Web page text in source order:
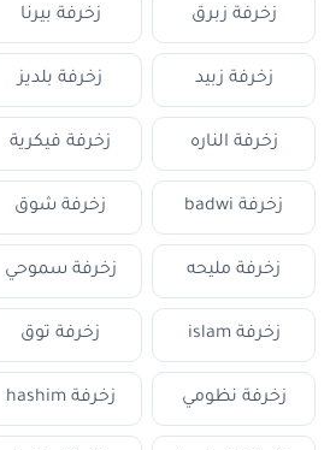
زخرفة زبرق زخرفة بيرنا
زخرفة زبيد زخرفة بلديز
زخرفة الناره زخرفة فيكرية
زخرفة badwi زخرفة شوق
زخرفة مليحه زخرفة سموحي
زخرفة islam زخرفة توق
زخرفة نظومي زخرفة hashim